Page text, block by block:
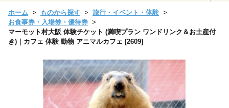
ホーム ものから探す
旅行・イベント・体験
お食事券・入場券・優待券
マーモット村大阪 体験チケット (満喫プラン ワンドリンク＆お土産付
き)｜カフェ 体験 動物 アニマルカフェ [2609]